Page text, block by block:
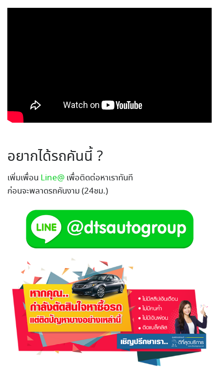
อยากได้รถคันนี้ ?
เพิ่มเพื่อน Line@ เพื่อติดต่อหาเราทันที
ก่อนจะพลาดรถคันงาม (24ชม.)